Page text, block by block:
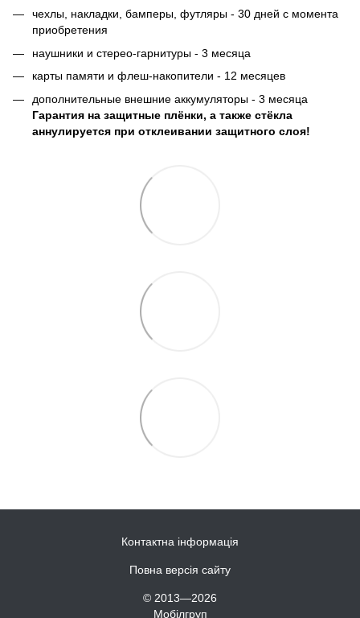
чехлы, накладки, бамперы, футляры - 30 дней с момента
приобретения
наушники и стерео-гарнитуры - 3 месяца
карты памяти и флеш-накопители - 12 месяцев
дополнительные внешние аккумуляторы - 3 месяца
Гарантия на защитные плёнки, а также стёкла
аннулируется при отклеивании защитного слоя!
Контактна інформація
Повна версія сайту
© 2013—2026
Мобілгруп